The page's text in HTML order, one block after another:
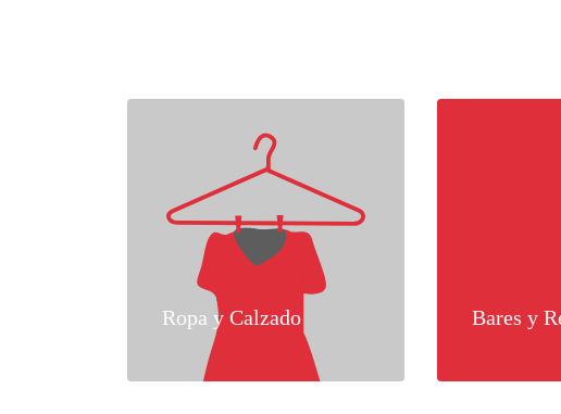
Ropa y Calzado Bares y